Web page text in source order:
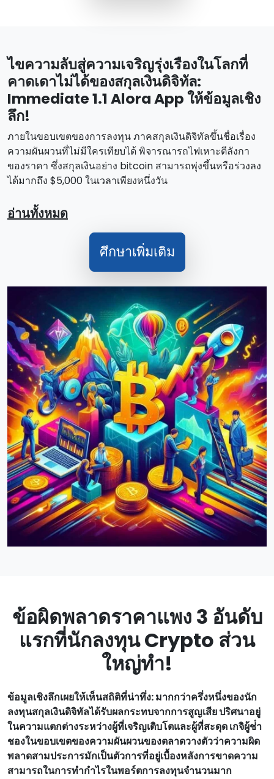
ไขความลับสู่ความเจริญรุ่งเรืองในโลกที่
คาดเดาไม่ได้ของสกุลเงินดิจิทัล:
Immediate 1.1 Alora App ให้ข้อมูลเชิง
ลึก!
ภายในขอบเขตของการลงทุน ภาคสกุลเงินดิจิทัลขึ้นชื่อเรื่อง
ความผันผวนที่ไม่มีใครเทียบได้ พิจารณารถไฟเหาะตีลังกา
ของราคา ซึ่งสกุลเงินอย่าง bitcoin สามารถพุ่งขึ้นหรือร่วงลง
ได้มากถึง $5,000 ในเวลาเพียงหนึ่งวัน
อ่านทั้งหมด
ศึกษาเพิ่มเติม
ข้อผิดพลาดราคาแพง 3 อันดับ
แรกที่นักลงทุน Crypto ส่วน
ใหญ่ทํา!
ข้อมูลเชิงลึกเผยให้เห็นสถิติที่น่าทึ่ง: มากกว่าครึ่งหนึ่งของนัก
ลงทุนสกุลเงินดิจิทัลได้รับผลกระทบจากการสูญเสีย ปริศนาอยู่
ในความแตกต่างระหว่างผู้ที่เจริญเติบโตและผู้ที่สะดุด เกจิผู้ช่ํา
ชองในขอบเขตของความผันผวนของตลาดวางตัวว่าความผิด
พลาดสามประการมักเป็นตัวการที่อยู่เบื้องหลังการขาดความ
สามารถในการทํากําไรในพอร์ตการลงทุนจํานวนมาก